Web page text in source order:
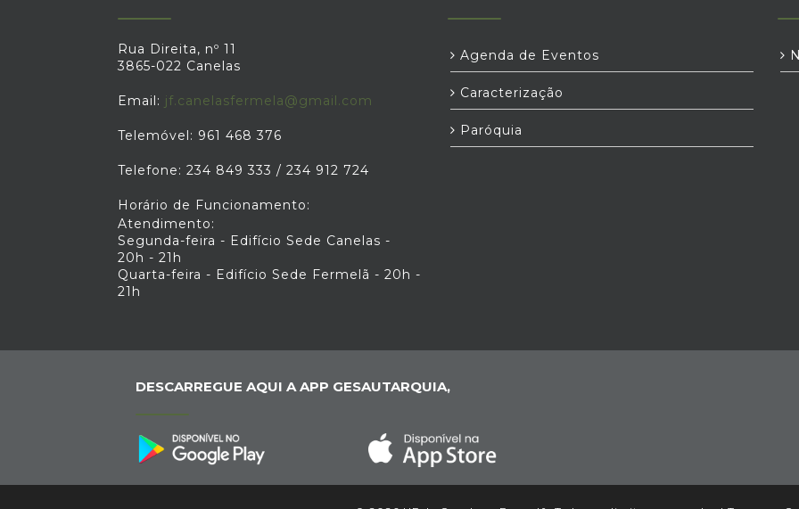
Rua Direita, nº 11
3865-022 Canelas
Email: jf.canelasfermela@gmail.com
Telemóvel: 961 468 376
Telefone: 234 849 333 / 234 912 724
Horário de Funcionamento:
Atendimento:
Segunda-feira - Edifício Sede Canelas -
20h - 21h
Quarta-feira - Edifício Sede Fermelã - 20h -
21h
Agenda de Eventos
Caracterização
Paróquia
DESCARREGUE AQUI A APP GESAUTARQUIA,